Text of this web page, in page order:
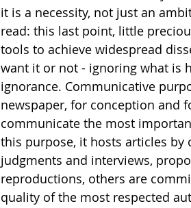
it is a necessity, not just an
read: this last point, little
tools to achieve widespread
want it or not - ignoring what is
ignorance. Communicative
newspaper, for conception and
communicate the most
this purpose, it hosts articles by
judgments and interviews,
reproductions, others are
quality of the most respected